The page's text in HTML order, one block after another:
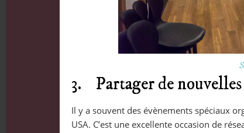
3. Partager de nouvelles
Il y a souvent des évènements spéciaux
USA. C’est une excellente occasion de